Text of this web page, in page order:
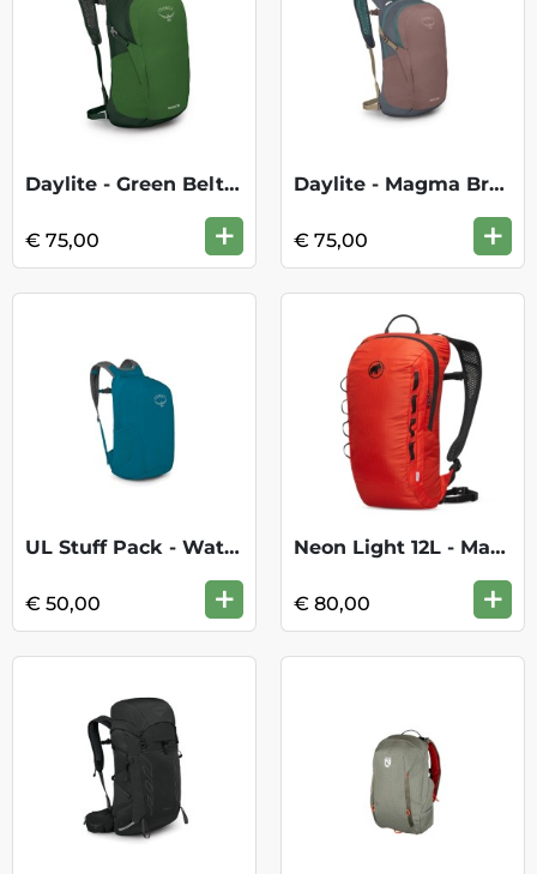
Daylite - Green Belt/Green Canopy
€ 75,00 +
Daylite - Magma Brown/Tungsten
€ 75,00 +
UL Stuff Pack - Waterfront Blue
€ 50,00 +
Neon Light 12L - Mammut Red
€ 80,00 +